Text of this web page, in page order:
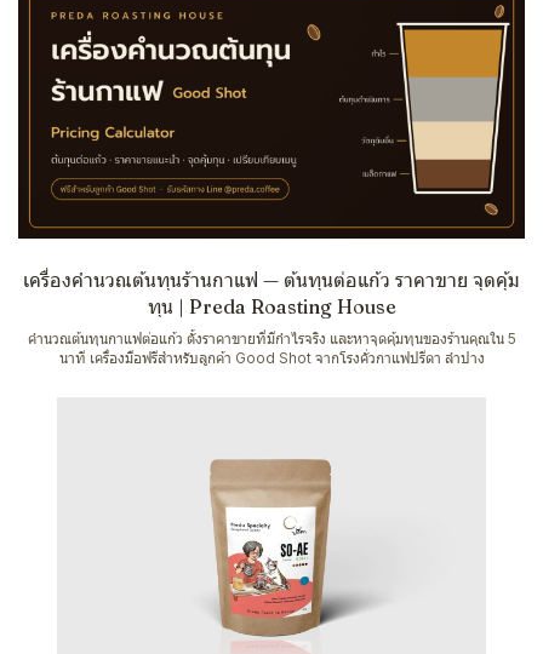
เครื่องคำนวณต้นทุนร้านกาแฟ — ต้นทุนต่อแก้ว ราคาขาย จุดคุ้ม
ทุน | Preda Roasting House
คำนวณต้นทุนกาแฟต่อแก้ว ตั้งราคาขายที่มีกำไรจริง และหาจุดคุ้มทุนของร้านคุณใน 5
นาที เครื่องมือฟรีสำหรับลูกค้า Good Shot จากโรงคั่วกาแฟปรีดา ลำปาง